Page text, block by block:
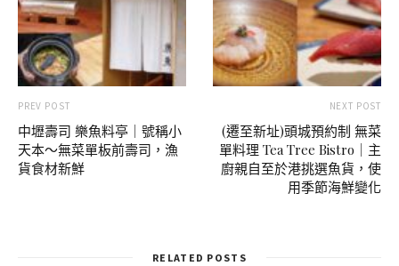
PREV POST
中壢壽司 樂魚料亭｜號稱小
天本～無菜單板前壽司，漁
貨食材新鮮
NEXT POST
(遷至新址)頭城預約制 無菜
單料理 Tea Tree Bistro｜主
廚親自至於港挑選魚貨，使
用季節海鮮變化
RELATED POSTS